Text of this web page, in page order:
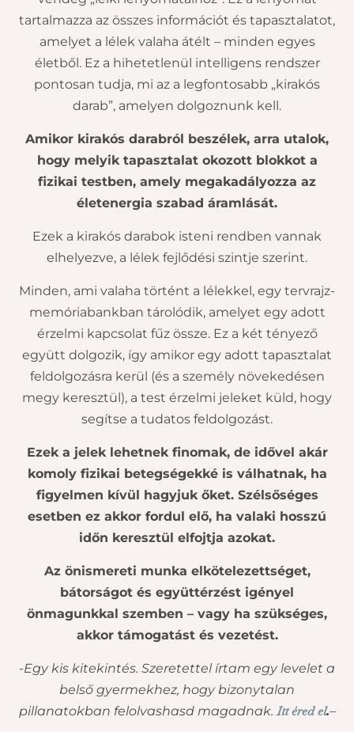
tartalmazza az összes információt és tapasztalatot,
amelyet a lélek valaha átélt – minden egyes
életből. Ez a hihetetlenül intelligens rendszer
pontosan tudja, mi az a legfontosabb „kirakós
darab”, amelyen dolgoznunk kell.
Amikor kirakós darabról beszélek, arra utalok,
hogy melyik tapasztalat okozott blokkot a
fizikai testben, amely megakadályozza az
életenergia szabad áramlását.
Ezek a kirakós darabok isteni rendben vannak
elhelyezve, a lélek fejlődési szintje szerint.
Minden, ami valaha történt a lélekkel, egy tervrajz-
memóriabankban tárolódik, amelyet egy adott
érzelmi kapcsolat fűz össze. Ez a két tényező
együtt dolgozik, így amikor egy adott tapasztalat
feldolgozásra kerül (és a személy növekedésen
megy keresztül), a test érzelmi jeleket küld, hogy
segítse a tudatos feldolgozást.
Ezek a jelek lehetnek finomak, de idővel akár
komoly fizikai betegségekké is válhatnak, ha
figyelmen kívül hagyjuk őket. Szélsőséges
esetben ez akkor fordul elő, ha valaki hosszú
időn keresztül elfojtja azokat.
Az önismereti munka elkötelezettséget,
bátorságot és együttérzést igényel
önmagunkkal szemben – vagy ha szükséges,
akkor támogatást és vezetést.
-Egy kis kitekintés. Szeretettel írtam egy levelet a
belső gyermekhez, hogy bizonytalan
pillanatokban felolvashasd magadnak.Itt éred el.–